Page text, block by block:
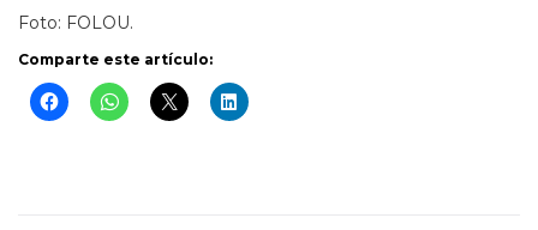
Foto: FOLOU.
Comparte este artículo: